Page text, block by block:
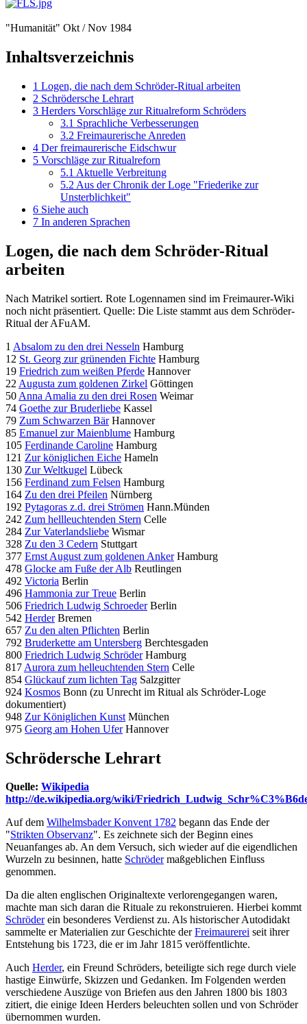
"Humanität" Okt / Nov 1984
Inhaltsverzeichnis
1 Logen, die nach dem Schröder-Ritual arbeiten
2 Schrödersche Lehrart
3 Herders Vorschläge zur Ritualreform Schröders
3.1 Sprachliche Verbesserungen
3.2 Freimaurerische Anreden
4 Der freimaurerische Eidschwur
5 Vorschläge zur Ritualreforn
5.1 Aktuelle Verbreitung
5.2 Aus der Chronik der Loge "Friederike zur
Unsterblichkeit"
6 Siehe auch
7 In anderen Sprachen
Logen, die nach dem Schröder-Ritual
arbeiten
Nach Matrikel sortiert. Rote Logennamen sind im Freimaurer-Wiki
noch nicht präsentiert. Quelle: Die Liste stammt aus dem Schröder-
Ritual der AFuAM.
1 Absalom zu den drei Nesseln Hamburg
12 St. Georg zur grünenden Fichte Hamburg
19 Friedrich zum weißen Pferde Hannover
22 Augusta zum goldenen Zirkel Göttingen
50 Anna Amalia zu den drei Rosen Weimar
74 Goethe zur Bruderliebe Kassel
79 Zum Schwarzen BärHannover
85 Emanuel zur Maienblume Hamburg
105 Ferdinande Caroline Hamburg
121 Zur königlichen Eiche Hameln
130 Zur Weltkugel Lübeck
156 Ferdinand zum Felsen Hamburg
164 Zu den drei Pfeilen Nürnberg
192 Pytagoras z.d. drei Strömen Hann.Münden
242 Zum hellleuchtenden Stern Celle
284 Zur Vaterlandsliebe Wismar
328 Zu den 3 Cedern Stuttgart
377 Ernst August zum goldenen AnkerHamburg
478 Glocke am Fuße der Alb Reutlingen
492 Victoria Berlin
496 Hammonia zur Treue Berlin
506 Friedrich Ludwig SchroederBerlin
542 HerderBremen
657 Zu den alten Pflichten Berlin
792 Bruderkette am Untersberg Berchtesgaden
800 Friedrich Ludwig SchröderHamburg
817 Aurora zum helleuchtenden Stern Celle
854 Glückauf zum lichten Tag Salzgitter
924 Kosmos Bonn (zu Unrecht im Ritual als Schröder-Loge
dokumentiert)
948 Zur Königlichen Kunst München
975 Georg am Hohen UferHannover
Schrödersche Lehrart
Quelle: Wikipedia
http://de.wikipedia.org/wiki/
Auf dem Wilhelmsbader Konvent 1782 begann das Ende der
"Strikten Observanz". Es zeichnete sich der Beginn eines
Neuanfanges ab. An dem Versuch, sich wieder auf die eigendlichen
Wurzeln zu besinnen, hatte Schrödermaßgeblichen Einfluss
genommen.
Da die alten englischen Originaltexte verlorengegangen waren,
machte man sich daran die Rituale zu rekonstruieren. Hierbei kommt
Schröderein besonderes Verdienst zu. Als historischer Autodidakt
sammelte er Materialien zur Geschichte derFreimaurerei seit ihrer
Entstehung bis 1723, die er im Jahr 1815 veröffentlichte.
Auch Herder, ein Freund Schröders, beteiligte sich rege durch viele
hastige Einwürfe, Skizzen und Gedanken. Im Folgenden werden
verschiedene Auszüge von Briefen aus den Jahren 1800 bis 1803
zitiert, die einige Ideen Herders beleuchten sollen und von Schröder
übernommen wurden.